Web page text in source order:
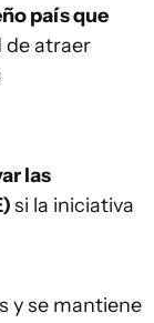
país que
de atraer
las
si la iniciativa
y se mantiene